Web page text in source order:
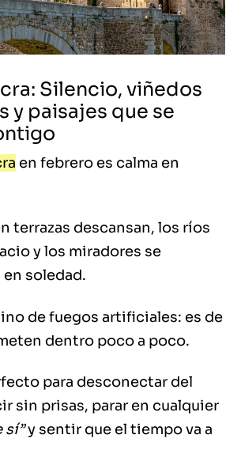
Silencio, viñedos
y paisajes que se
en febrero es calma en
terrazas descansan, los ríos
y los miradores se
soledad.
de fuegos artificiales: es de
dentro poco a poco.
para desconectar del
sin prisas, parar en cualquier
sí”y sentir que el tiempo va a